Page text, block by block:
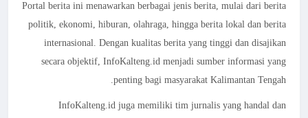
Portal berita ini menawarkan berbagai jenis berita, mulai dari berita
politik, ekonomi, hiburan, olahraga, hingga berita lokal dan berita
internasional. Dengan kualitas berita yang tinggi dan disajikan
secara objektif, InfoKalteng.id menjadi sumber informasi yang
penting bagi masyarakat Kalimantan Tengah.
InfoKalteng.id juga memiliki tim jurnalis yang handal dan